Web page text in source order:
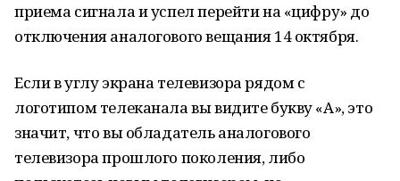
приема сигнала и успел перейти на «цифру» до
отключения аналогового вещания 14 октября.
Если в углу экрана телевизора рядом с
логотипом телеканала вы видите букву «А», это
значит, что вы обладатель аналогового
телевизора прошлого поколения, либо